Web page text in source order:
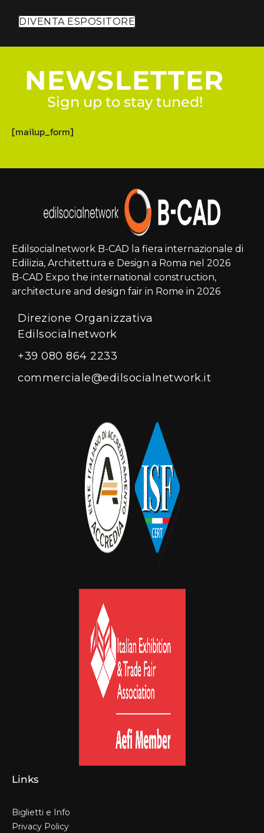
DIVENTA ESPOSITORE
NEWSLETTER
Sign up to stay tuned!
[mailup_form]
Edilsocialnetwork B-CAD la fiera internazionale di
Edilizia, Architettura e Design a Roma nel 2026
B-CAD Expo the international construction,
architecture and design fair in Rome in 2026
Direzione Organizzativa
Edilsocialnetwork
+39 080 864 2233
commerciale@edilsocialnetwork.it
Links
Biglietti e Info
Privacy Policy